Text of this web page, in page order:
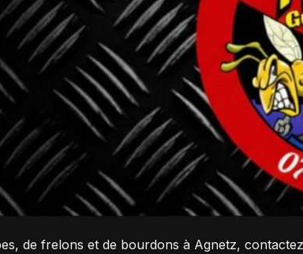
de frelons et de bourdons à Agnetz,